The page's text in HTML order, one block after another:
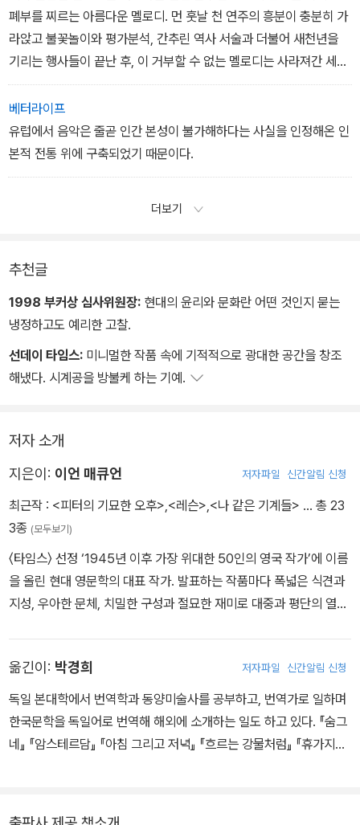
폐부를 찌르는 아름다운 멜로디. 먼 훗날 천 연주의 흥분이 충분히 가
라앉고 불꽃놀이와 평가분석, 간추린 역사 서술과 더불어 새천년을
기리는 행사들이 끝난 후, 이 거부할 수 없는 멜로디는 사라져간 세기
의 엘레지로 남으리라.
베터라이프
유럽에서 음악은 줄곧 인간 본성이 불가해하다는 사실을 인정해온 인
본적 전통 위에 구축되었기 때문이다.
더보기
추천글
1998 부커상 심사위원장: 현대의 윤리와 문화란 어떤 것인지 묻는
냉정하고도 예리한 고찰.
선데이 타임스: 미니멀한 작품 속에 기적적으로 광대한 공간을 창조
해냈다. 시계공을 방불케 하는 기예.
저자 소개
지은이: 이언 매큐언 저자파일 신간알림 신청
최근작 : <피터의 기묘한 오후> <레슨> <나 같은 기계들> … 총 23
3종 (모두보기)
〈타임스〉 선정 ‘1945년 이후 가장 위대한 50인의 영국 작가’에 이름
을 올린 현대 영문학의 대표 작가. 발표하는 작품마다 폭넓은 식견과
지성, 우아한 문체, 치밀한 구성과 절묘한 재미로 대중과 평단의 열렬
다니며 자랐다. 1970년 서식스대학교 영문학부를 졸업한 후 이스트
앵글리아대학교에서 문학 석사학위를 받았고, 소설가 맬컴 브래드버
리의 지도하에 소설 창작을 공부했다. 1975년 소설집 『첫 사랑 마지
막 의식』으로 데뷔했고 이 책으로 서머싯 몸 상을 수상했다. 1992년
옮긴이: 박경희 저자파일 신간알림 신청
독일 본대학에서 번역학과 동양미술사를 공부하고, 번역가로 일하며
한국문학을 독일어로 번역해 해외에 소개하는 일도 하고 있다. 『숨그
네』 『암스테르담』 『아침 그리고 저녁』 『흐르는 강물처럼』 『휴가지에